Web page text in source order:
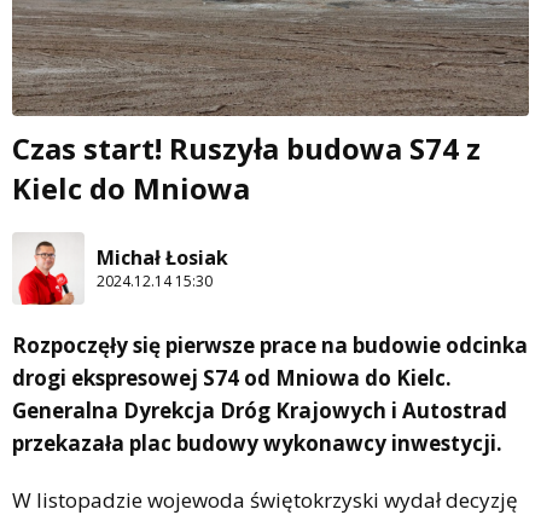
Czas start! Ruszyła budowa S74 z
Kielc do Mniowa
Michał Łosiak
2024.12.14 15:30
Rozpoczęły się pierwsze prace na budowie odcinka
drogi ekspresowej S74 od Mniowa do Kielc.
Generalna Dyrekcja Dróg Krajowych i Autostrad
przekazała plac budowy wykonawcy inwestycji.
W listopadzie wojewoda świętokrzyski wydał decyzję